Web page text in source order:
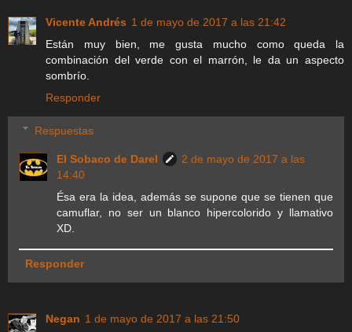
Vicente Andrés 1 de mayo de 2017 a las 21:42
Están muy bien, me gusta mucho como queda la
combinación del verde con el marrón, le da un aspecto
sombrío.
Responder
Respuestas
El Sobaco de Darel
2 de mayo de 2017 a las
14:40
Ésa era la idea, además se supone que se tienen que
camuflar, no ser un blanco hipercolorido y llamativo
XD.
Responder
Negan 1 de mayo de 2017 a las 21:50